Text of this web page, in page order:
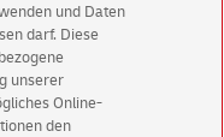
Newsletter
Angebote und
und Daten
darf. Diese
unserer
Online-
den